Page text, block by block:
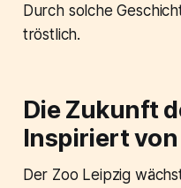
Durch solche
tröstlich.
Die Zukunft
Inspiriert von
Der Zoo Leipzig